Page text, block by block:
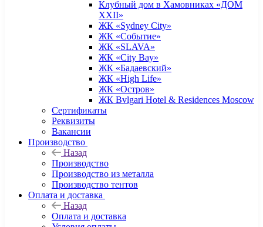
Клубный дом в Хамовниках «ДОМ
XXII»
ЖК «Sydney City»
ЖК «Событие»
ЖК «SLAVA»
ЖК «City Bay»
ЖК «Бадаевский»
ЖК «High Life»
ЖК «Остров»
ЖК Bvlgari Hotel & Residences Moscow
Сертификаты
Реквизиты
Вакансии
Производство
Назад
Производство
Производство из металла
Производство тентов
Оплата и доставка
Назад
Оплата и доставка